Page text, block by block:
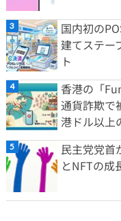
国内初の
建てステー
ト
香港の「
通貨詐欺で
港ドル以上
民主党党首
とNFTの成